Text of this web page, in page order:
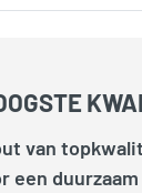
van
een